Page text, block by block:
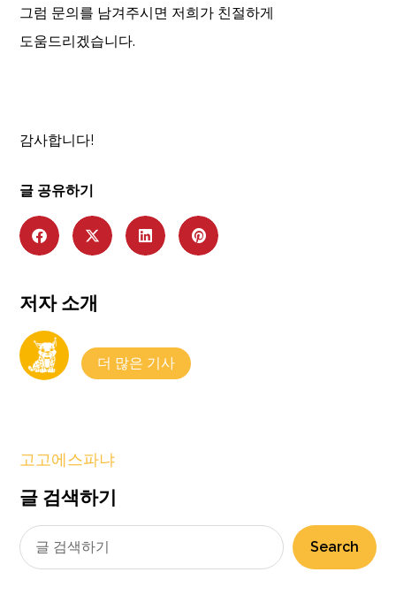
그럼 문의를 남겨주시면 저희가 친절하게
도움드리겠습니다.
감사합니다!
글 공유하기
저자 소개
더 많은 기사
고고에스파냐
글 검색하기
Search